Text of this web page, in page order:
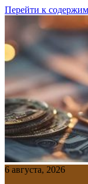
Перейти к
6 августа, 2026